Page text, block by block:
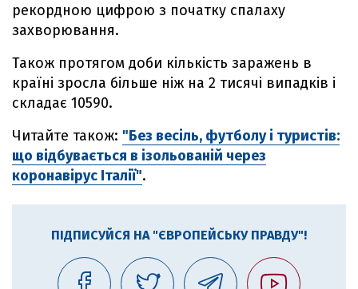
рекордною цифрою з початку спалаху
захворювання.
Також протягом доби кількість заражень в
країні зросла більше ніж на 2 тисячі випадків і
складає 10590.
Читайте також: "Без весіль, футболу і туристів:
що відбувається в ізольованій через
коронавірус Італії".
ПІДПИСУЙСЯ НА "ЄВРОПЕЙСЬКУ ПРАВДУ"!